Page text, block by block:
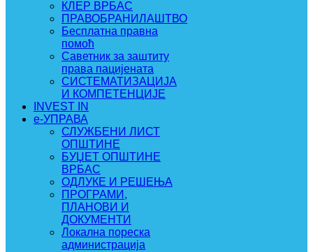
КЛЕР ВРБАС
ПРАВОБРАНИЛАШТВО
Бесплатна правна
помоћ
Саветник за заштиту
права пацијената
СИСТЕМАТИЗАЦИЈА
И КОМПЕТЕНЦИЈЕ
INVEST IN
e-УПРАВА
СЛУЖБЕНИ ЛИСТ
ОПШТИНЕ
БУЏЕТ ОПШТИНЕ
ВРБАС
ОДЛУКЕ И РЕШЕЊА
ПРОГРАМИ,
ПЛАНОВИ И
ДОКУМЕНТИ
Локална пореска
администрација